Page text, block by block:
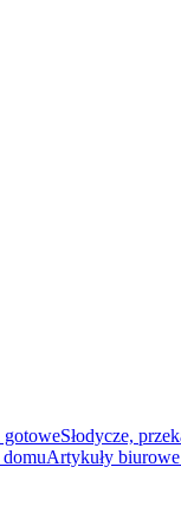
gotoweSłodycze,
Artykuły